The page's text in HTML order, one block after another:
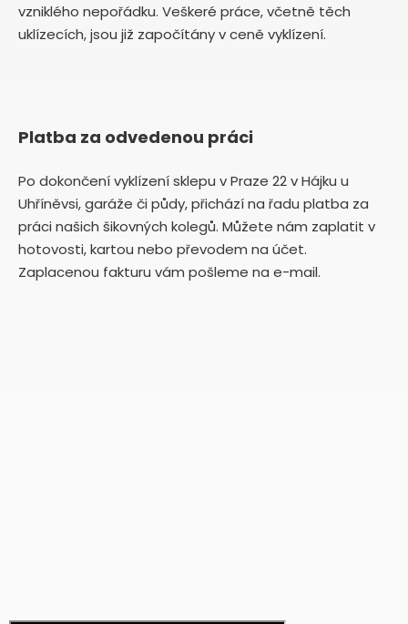
vzniklého nepořádku. Veškeré práce, včetně těch
uklízecích, jsou již započítány v ceně vyklízení.
Platba za odvedenou práci
Po dokončení vyklízení sklepu v Praze 22 v Hájku u
Uhříněvsi, garáže či půdy, přichází na řadu platba za
práci našich šikovných kolegů. Můžete nám zaplatit v
hotovosti, kartou nebo převodem na účet.
Zaplacenou fakturu vám pošleme na e-mail.